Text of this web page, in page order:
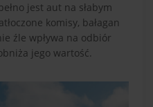
jest aut na słabym
komisy, bałagan
źle wpływa na odbiór
jego wartość.